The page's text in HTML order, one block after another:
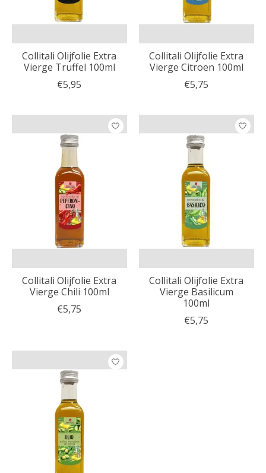
Collitali Olijfolie Extra
Vierge Truffel 100ml
€5,95
Collitali Olijfolie Extra
Vierge Citroen 100ml
€5,75
Collitali Olijfolie Extra
Vierge Chili 100ml
€5,75
Collitali Olijfolie Extra
Vierge Basilicum
100ml
€5,75